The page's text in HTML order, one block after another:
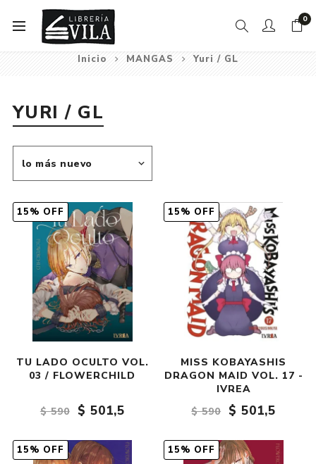
0
Inicio MANGAS Yuri / GL
YURI / GL
15% OFF
TU LADO OCULTO VOL.
03 / FLOWERCHILD
$ 590 $ 501,5
15% OFF
MISS KOBAYASHIS
DRAGON MAID VOL. 17 -
IVREA
$ 590
$ 501,5
15% OFF 15% OFF